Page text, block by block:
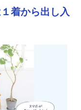
着から出し入